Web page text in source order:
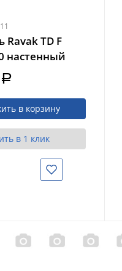
Ravak TD F
настенный
для
a
в корзину
в 1 клик
Избранное